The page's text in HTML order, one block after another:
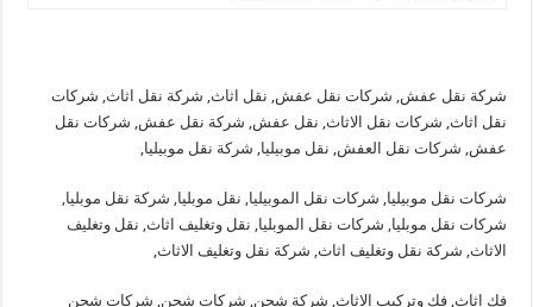
شركة نقل عفش, شركات نقل عفش, نقل اثاث, شركة نقل اثاث, شركات
نقل اثاث, شركات نقل الاثاث, نقل عفش, شركة نقل عفش, شركات نقل
عفش, شركات نقل العفش, نقل موبيليا, شركة نقل موبيليا,
شركات نقل موبيليا, شركات نقل الموبيليا, نقل موبليا, شركة نقل موبليا,
شركات نقل موبليا, شركات نقل الموبليا, نقل وتغليف اثاث, نقل وتغليف
الاثاث, شركة نقل وتغليف اثاث, شركة نقل وتغليف الاثاث,
فك اثاث, فك وتركيب الاثاث, شركة شحن, شركات شحن, شركات شحن